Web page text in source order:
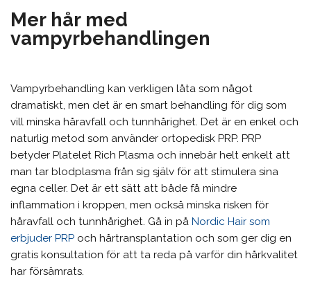
Mer hår med
vampyrbehandlingen
Vampyrbehandling kan verkligen låta som något
dramatiskt, men det är en smart behandling för dig som
vill minska håravfall och tunnhårighet. Det är en enkel och
naturlig metod som använder ortopedisk PRP. PRP
betyder Platelet Rich Plasma och innebär helt enkelt att
man tar blodplasma från sig själv för att stimulera sina
egna celler. Det är ett sätt att både få mindre
inflammation i kroppen, men också minska risken för
håravfall och tunnhårighet. Gå in påNordic Hair som
erbjuder PRP och hårtransplantation och som ger dig en
gratis konsultation för att ta reda på varför din hårkvalitet
har försämrats.